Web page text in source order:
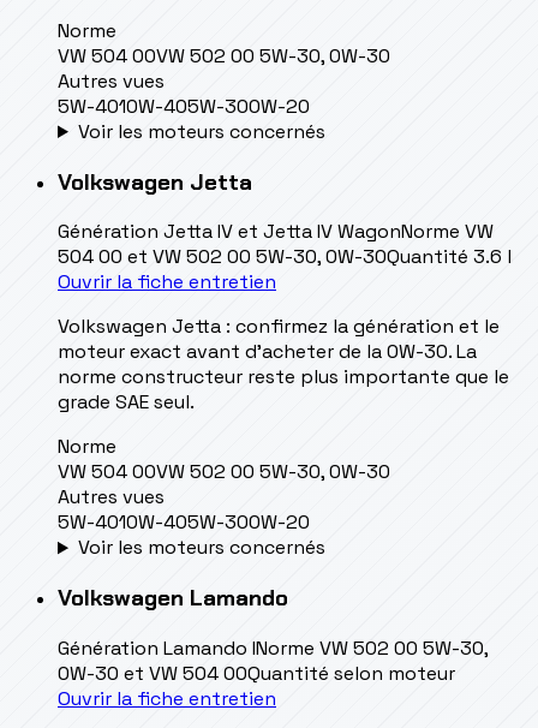
Norme
VW 504 00VW 502 00 5W-30, 0W-30
Autres vues
5W-4010W-405W-300W-20
Voir les moteurs concernés
Volkswagen Jetta
Génération Jetta IV et Jetta IV WagonNorme VW
504 00 et VW 502 00 5W-30, 0W-30Quantité 3.6 l
Ouvrir la fiche entretien
Volkswagen Jetta : confirmez la génération et le
moteur exact avant d’acheter de la 0W-30. La
norme constructeur reste plus importante que le
grade SAE seul.
Norme
VW 504 00VW 502 00 5W-30, 0W-30
Autres vues
5W-4010W-405W-300W-20
Voir les moteurs concernés
Volkswagen Lamando
Génération Lamando INorme VW 502 00 5W-30,
0W-30 et VW 504 00Quantité selon moteur
Ouvrir la fiche entretien